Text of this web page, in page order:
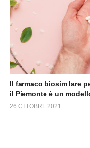
Il farmaco biosimilare
il Piemonte è un
26 OTTOBRE 2021